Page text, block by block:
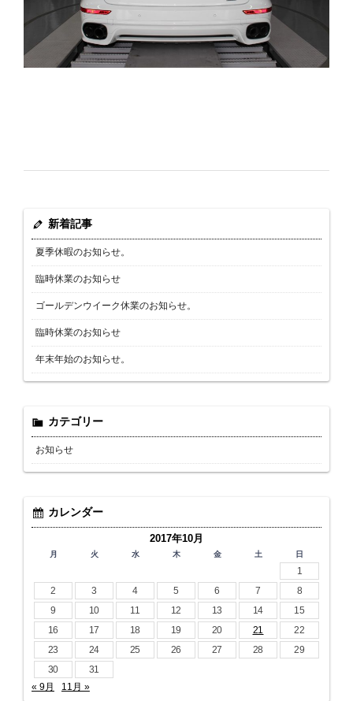
新着記事
夏季休暇のお知らせ。
臨時休業のお知らせ
ゴールデンウイーク休業のお知らせ。
臨時休業のお知らせ
年末年始のお知らせ。
カテゴリー
お知らせ
カレンダー
2017年10月
月 火 水 木 金 土 日
1
2
3 4 5 6 7
8
9
10 11 12 13 14
15
16
17 18 19 20 21
22
23
24 25 26 27 28
29
30
31
« 9月
11月 »